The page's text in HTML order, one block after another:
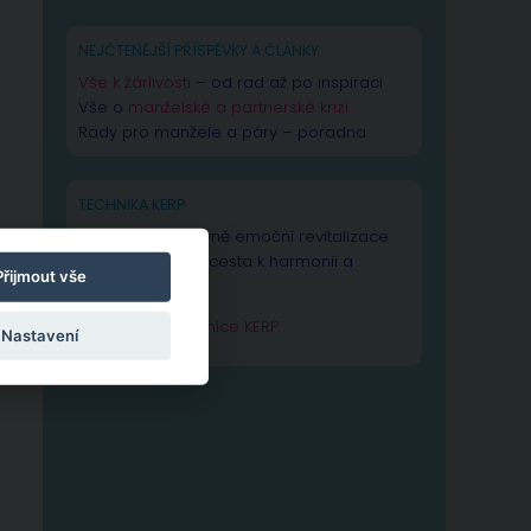
NEJČTENĚJŠÍ PŘÍSPĚVKY A ČLÁNKY
Vše k žárlivosti – od rad až po inspiraci
Vše o manželské a partnerské krizi
Rady pro manžele a páry – poradna
TECHNIKA KERP
Technika Kognitivně emoční revitalizace
psychiky – Vaše cesta k harmonii a
výkonnosti duše.
Zjistit více o technice KERP
vše
Nastavení